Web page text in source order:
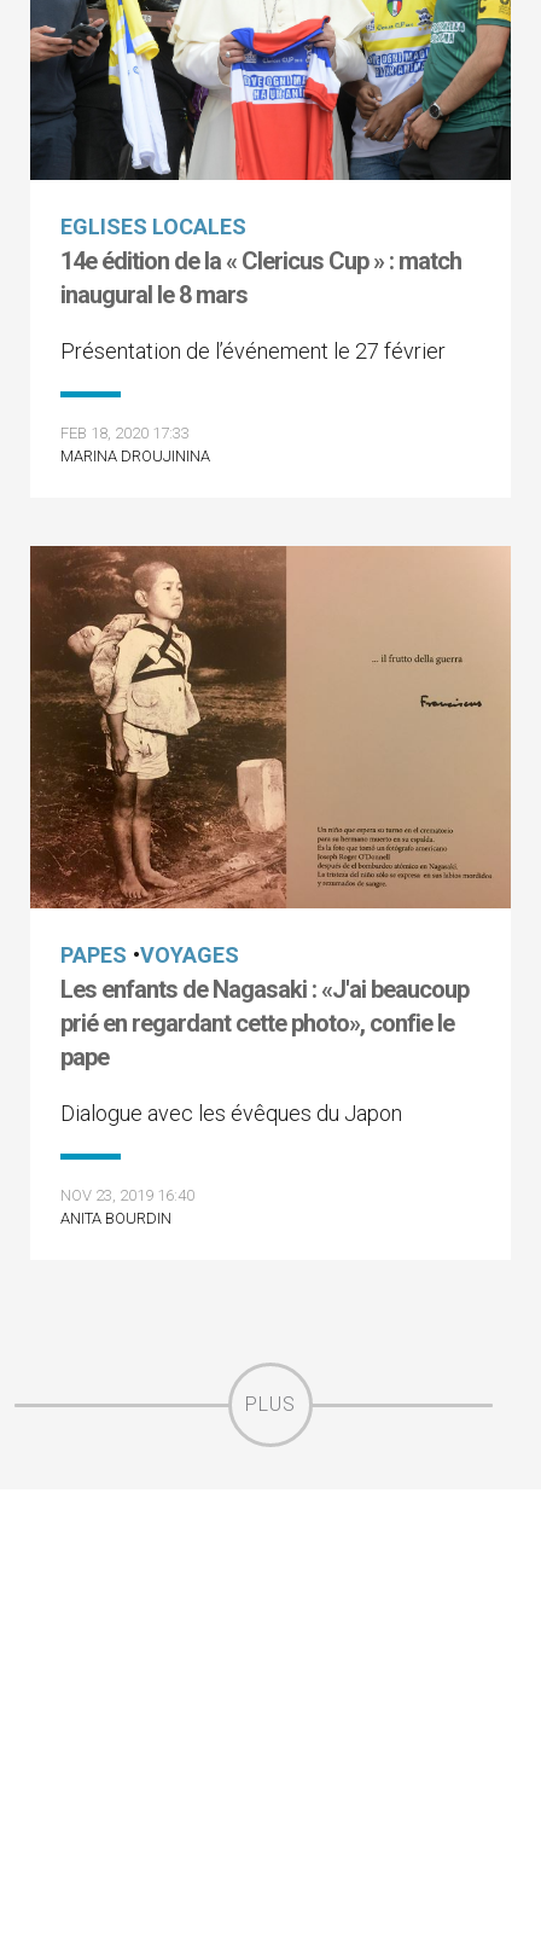
EGLISES LOCALES
14e édition de la « Clericus Cup » : match
inaugural le 8 mars
Présentation de l’événement le 27 février
FEB 18, 2020 17:33
MARINA DROUJININA
PAPES •VOYAGES
Les enfants de Nagasaki : «J'ai beaucoup
prié en regardant cette photo», confie le
pape
Dialogue avec les évêques du Japon
NOV 23, 2019 16:40
ANITA BOURDIN
PLUS